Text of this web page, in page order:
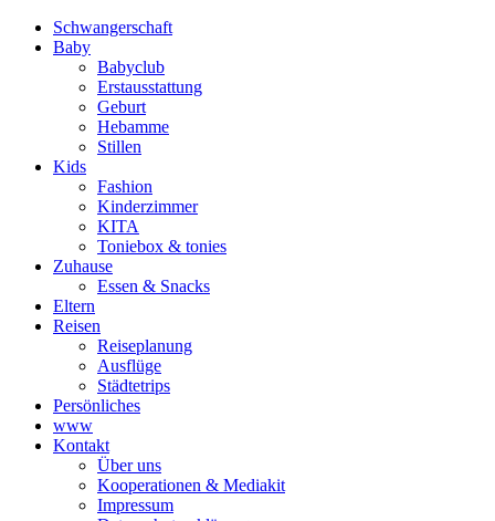
Schwangerschaft
Baby
Babyclub
Erstausstattung
Geburt
Hebamme
Stillen
Kids
Fashion
Kinderzimmer
KITA
Toniebox & tonies
Zuhause
Essen & Snacks
Eltern
Reisen
Reiseplanung
Ausflüge
Städtetrips
Persönliches
www
Kontakt
Über uns
Kooperationen & Mediakit
Impressum